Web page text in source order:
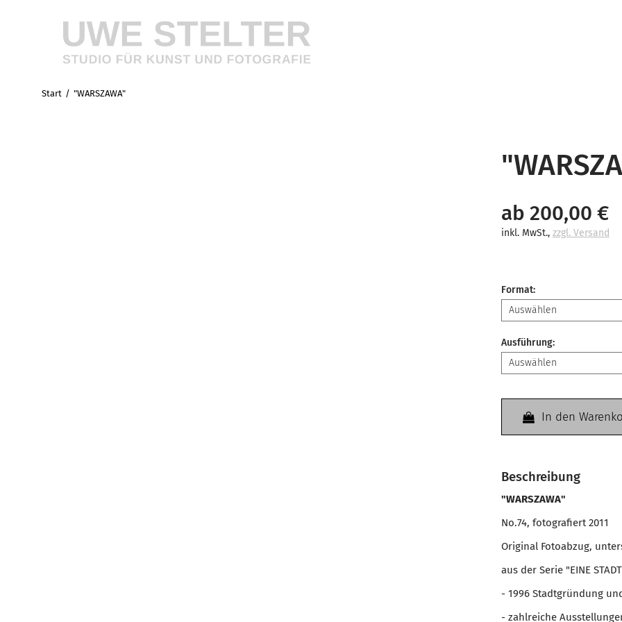
Start "WARSZAWA"
ab 200,00 €
inkl. MwSt., zzgl. Versand
Format:
Ausführung:
In den
Beschreibung
"WARSZAWA"
No.74, fotografiert 2011
Original Fotoabzug,
aus der Serie "EINE
- 1996 Stadtgründung
- zahlreiche